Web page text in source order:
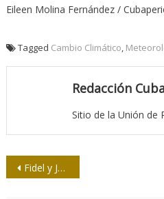
Eileen Molina Fernández /
Tagged Cambio Climático,
Redacción
Sitio de la Unión de
Navegación
Fidel y José Antonio, dos asaltos más allá de la vida y la muerte